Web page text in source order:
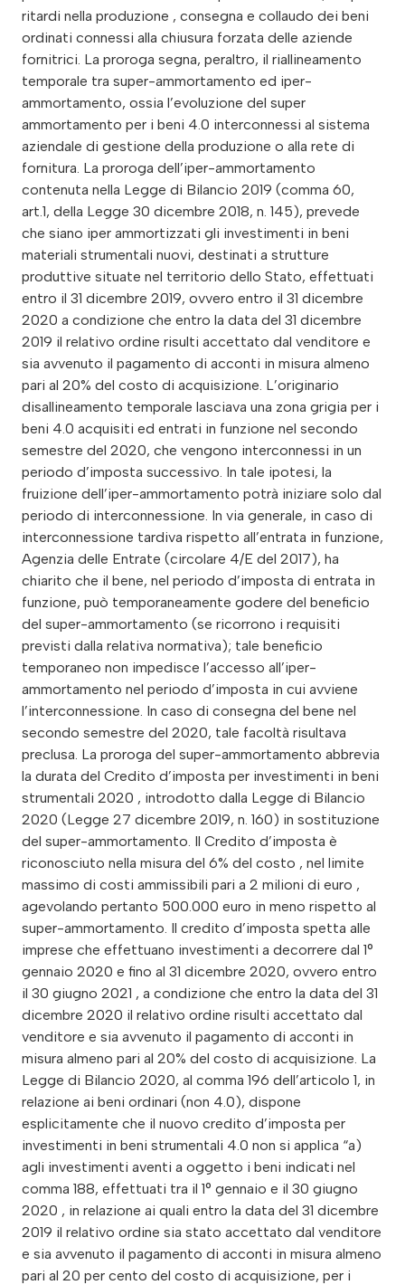
ritardi nella produzione , consegna e collaudo dei beni
ordinati connessi alla chiusura forzata delle aziende
fornitrici. La proroga segna, peraltro, il riallineamento
temporale tra super-ammortamento ed iper-
ammortamento, ossia l’evoluzione del super
ammortamento per i beni 4.0 interconnessi al sistema
aziendale di gestione della produzione o alla rete di
fornitura. La proroga dell’iper-ammortamento
contenuta nella Legge di Bilancio 2019 (comma 60,
art.1, della Legge 30 dicembre 2018, n. 145), prevede
che siano iper ammortizzati gli investimenti in beni
materiali strumentali nuovi, destinati a strutture
produttive situate nel territorio dello Stato, effettuati
entro il 31 dicembre 2019, ovvero entro il 31 dicembre
2020 a condizione che entro la data del 31 dicembre
2019 il relativo ordine risulti accettato dal venditore e
sia avvenuto il pagamento di acconti in misura almeno
pari al 20% del costo di acquisizione. L’originario
disallineamento temporale lasciava una zona grigia per i
beni 4.0 acquisiti ed entrati in funzione nel secondo
semestre del 2020, che vengono interconnessi in un
periodo d’imposta successivo. In tale ipotesi, la
fruizione dell’iper-ammortamento potrà iniziare solo dal
periodo di interconnessione. In via generale, in caso di
interconnessione tardiva rispetto all’entrata in funzione,
Agenzia delle Entrate (circolare 4/E del 2017), ha
chiarito che il bene, nel periodo d’imposta di entrata in
funzione, può temporaneamente godere del beneficio
del super-ammortamento (se ricorrono i requisiti
previsti dalla relativa normativa); tale beneficio
temporaneo non impedisce l’accesso all’iper-
ammortamento nel periodo d’imposta in cui avviene
l’interconnessione. In caso di consegna del bene nel
secondo semestre del 2020, tale facoltà risultava
preclusa. La proroga del super-ammortamento abbrevia
la durata del Credito d’imposta per investimenti in beni
strumentali 2020 , introdotto dalla Legge di Bilancio
2020 (Legge 27 dicembre 2019, n. 160) in sostituzione
del super-ammortamento. Il Credito d’imposta è
riconosciuto nella misura del 6% del costo , nel limite
massimo di costi ammissibili pari a 2 milioni di euro ,
agevolando pertanto 500.000 euro in meno rispetto al
super-ammortamento. Il credito d’imposta spetta alle
imprese che effettuano investimenti a decorrere dal 1°
gennaio 2020 e fino al 31 dicembre 2020, ovvero entro
il 30 giugno 2021 , a condizione che entro la data del 31
dicembre 2020 il relativo ordine risulti accettato dal
venditore e sia avvenuto il pagamento di acconti in
misura almeno pari al 20% del costo di acquisizione. La
Legge di Bilancio 2020, al comma 196 dell’articolo 1, in
relazione ai beni ordinari (non 4.0), dispone
esplicitamente che il nuovo credito d’imposta per
investimenti in beni strumentali 4.0 non si applica “a)
agli investimenti aventi a oggetto i beni indicati nel
comma 188, effettuati tra il 1° gennaio e il 30 giugno
2020 , in relazione ai quali entro la data del 31 dicembre
2019 il relativo ordine sia stato accettato dal venditore
e sia avvenuto il pagamento di acconti in misura almeno
pari al 20 per cento del costo di acquisizione, per i